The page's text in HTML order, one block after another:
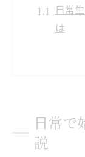
日常
は
忙し
プー
日常で
説